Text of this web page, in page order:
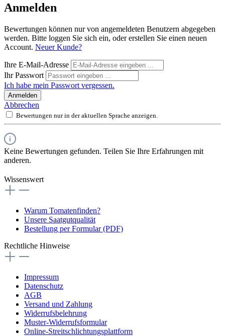
Anmelden
Bewertungen können nur von angemeldeten Benutzern abgegeben
werden. Bitte loggen Sie sich ein, oder erstellen Sie einen neuen
Account. Neuer Kunde?
Ihre E-Mail-Adresse
Ihr Passwort
Ich habe mein Passwort vergessen.
Anmelden
Abbrechen
Bewertungen nur in der aktuellen Sprache anzeigen.
Keine Bewertungen gefunden. Teilen Sie Ihre Erfahrungen mit
anderen.
Wissenswert
Warum Tomatenfinden?
Unsere Saatgutqualität
Bestellung per Formular (PDF)
Rechtliche Hinweise
Impressum
Datenschutz
AGB
Versand und Zahlung
Widerrufsbelehrung
Muster-Widerrufsformular
Online-Streitschlichtungsplattform